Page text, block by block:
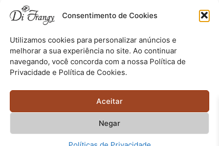
Consentimento de Cookies
Utilizamos cookies para personalizar anúncios e
melhorar a sua experiência no site. Ao continuar
navegando, você concorda com a nossa Política de
Privacidade e Política de Cookies.
Aceitar
Negar
Lançamentos
Editorial
Copyright © 2023 –difrangy.com.br– Todos os Direitos